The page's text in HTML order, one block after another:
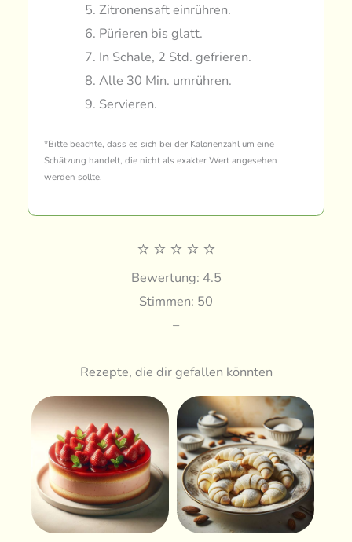
Zitronensaft einrühren.
Pürieren bis glatt.
In Schale, 2 Std. gefrieren.
Alle 30 Min. umrühren.
Servieren.
*Bitte beachte, dass es sich bei der Kalorienzahl um eine
Schätzung handelt, die nicht als exakter Wert angesehen
werden sollte.
⭐ ⭐ ⭐ ⭐ ⭐
Bewertung: 4.5
Stimmen: 50
–
Rezepte, die dir gefallen könnten